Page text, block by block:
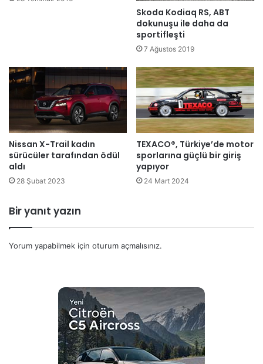
Skoda Kodiaq RS, ABT
dokunuşu ile daha da
sportifleşti
7 Ağustos 2019
Nissan X-Trail kadın
sürücüler tarafından ödül
aldı
28 Şubat 2023
TEXACO®, Türkiye’de motor
sporlarına güçlü bir giriş
yapıyor
24 Mart 2024
Bir yanıt yazın
Yorum yapabilmek için oturum açmalısınız.